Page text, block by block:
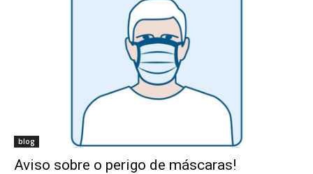
blog
Aviso sobre o perigo de máscaras!